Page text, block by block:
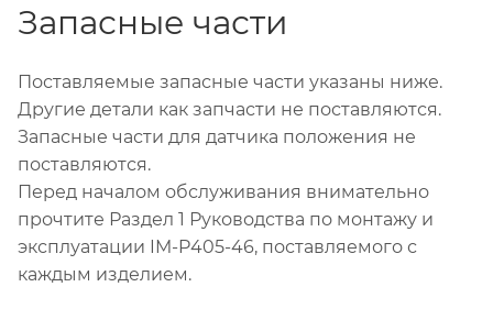
Запасные части
Поставляемые запасные части указаны ниже.
Другие детали как запчасти не поставляются.
Запасные части для датчика положения не
поставляются.
Перед началом обслуживания внимательно
прочтите Раздел 1 Руководства по монтажу и
эксплуатации IM-P405-46, поставляемого с
каждым изделием.